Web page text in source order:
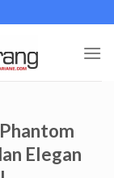
Elegan